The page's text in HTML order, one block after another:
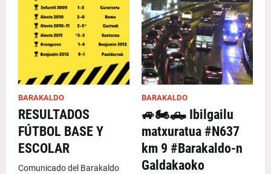
BARAKALDO
RESULTADOS
FÚTBOL BASE Y
ESCOLAR
Comunicado del Barakaldo
BARAKALDO
🚙🏍️🛻 Ibilgailu
matxuratua #N637
km 9 #Barakaldo-n
Galdakaoko